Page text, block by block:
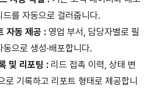
를 자동으로 걸러줍니다.
자동 제공 : 영업 부서, 담당자별로 필
으로 생성·배포합니다.
및 리포팅 : 리드 접촉 이력, 상태 변
로 기록하고 리포트 형태로 제공합니